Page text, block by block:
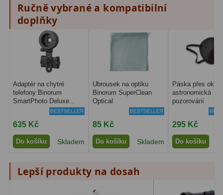
Noční vidění8
Mikroskopy 92
Pro děti5
Školní a laboratorní
Biologické33
10
Kapesní10
Meteostanice
Ručně vybrané a kompatibilní
doplňky
Adaptér na chytré
telefony Binorum
SmartPhoto Deluxe...
BESTSELLER
635 Kč
Do košíku Skladem
Ubrousek na optiku
Binorum SuperClean
Optical
BESTSELLER
85 Kč
Do košíku Skladem
Páska přes oko
astronomická
pozorování
295 Kč
Do košíku
Lepší produkty na dosah